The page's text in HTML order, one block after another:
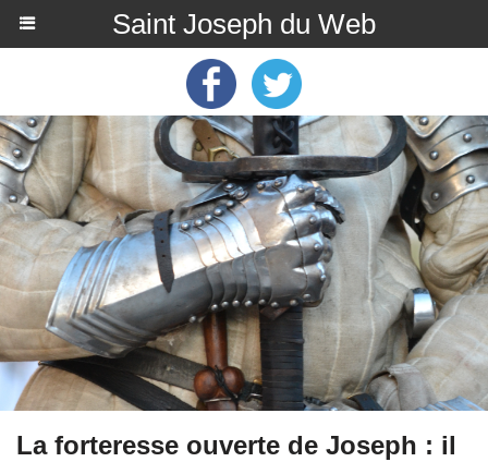
Saint Joseph du Web
La forteresse ouverte de Joseph : il